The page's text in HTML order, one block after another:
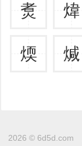
煑 煒
煗 煘
2026 © 6d5d.com